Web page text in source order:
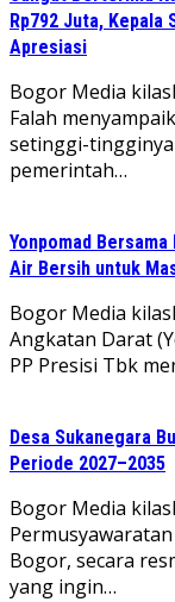
Rp792 Juta, Kepala
Apresiasi
Bogor Media
Falah
setinggi-
pemerintah…
Yonpomad
Air Bersih untuk
Bogor Media
Angkatan Darat
PP Presisi Tbk
Desa Sukanegara
Periode 2027–2035
Bogor Media
Bogor, secara
yang ingin…